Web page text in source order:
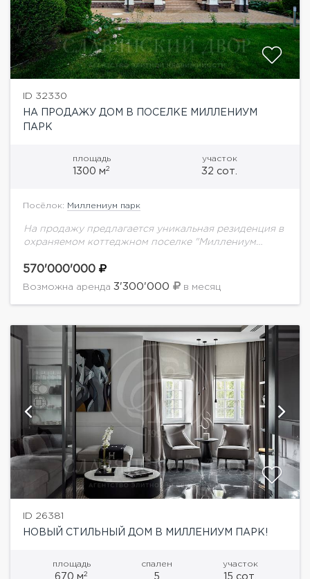
ID 32330
НА ПРОДАЖУ ДОМ В ПОСЕЛКЕ МИЛЛЕНИУМ
ПАРК
площадь
1300 м2
участок
32 сот.
Посёлок: Миллениум парк
На продажу предлагается уникальная резиденция в
охраняемом коттеджном поселке "Миллениум
гардеробная. с/у, кухня (основная кухня + столовая
+ закрытая веранда и открытая...
570'000'000
Возможна аренда 3'300'000 в месяц
ID 26381
НОВЫЙ СТИЛЬНЫЙ ДОМ В МИЛЛЕНИУМ ПАРК!
площадь
670 м2
спален
5
участок
15 сот.